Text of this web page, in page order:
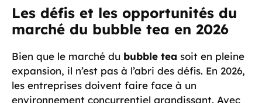
Les défis et les opportunités du
marché du bubble tea en 2026
Bien que le marché du bubble tea soit en pleine
expansion, il n’est pas à l’abri des défis. En 2026,
les entreprises doivent faire face à un
environnement concurrentiel grandissant. Avec